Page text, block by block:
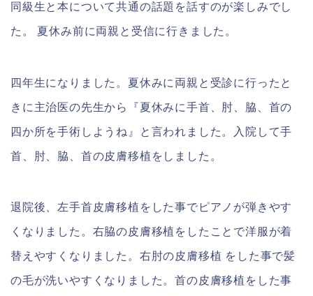
同級生と本について共通の話題を話すのが楽しみでし
た。 夏休み前に両親と受信に行きました。
四年生になりました。夏休みに両親と受診に行ったと
きに主治医の先生から『夏休みに手首、肘、脇、首の
四か所を手術しようね』と言われました。入院して手
首、肘、脇、首の皮膚移植をしました。
退院後、左手首皮膚移植をした事でピアノが弾きやす
くなりました。右脇の皮膚移植をしたことで洋服が着
替えやすくなりました。右肘の皮膚移植 をした事で髪
の毛が洗いやすくなりました。首の皮膚移植をした事